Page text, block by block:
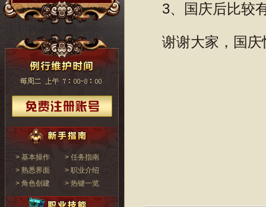
> 基本操作
> 任务指南
> 熟悉界面
> 职业介绍
> 角色创建
> 热键一览
3、国庆后比较
谢谢大家，国庆